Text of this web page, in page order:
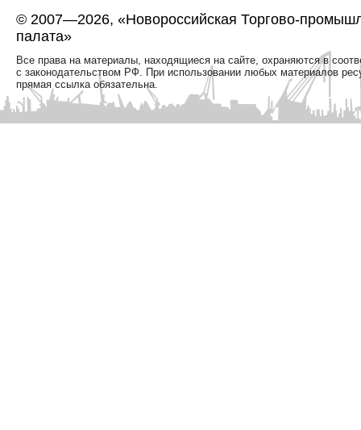
© 2007—2026, «Новороссийская Торгово-
палата»
Все права на материалы, находящиеся на сайте, охраняются в
с законодательством РФ. При использовании любых материалов
прямая ссылка обязательна.